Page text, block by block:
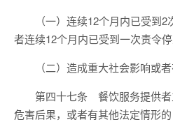
（一）连续12个月内已受到2
者连续12个月内已受到一次责令停
（二）造成重大社会影响或者
第四十七条 餐饮服务提供者
危害后果，或者有其他法定情形